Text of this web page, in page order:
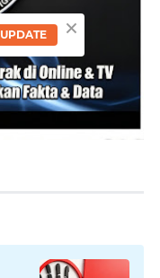
×
UPDATE